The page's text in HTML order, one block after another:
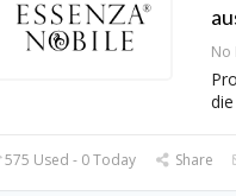
No
575 Used - 0 Today Share